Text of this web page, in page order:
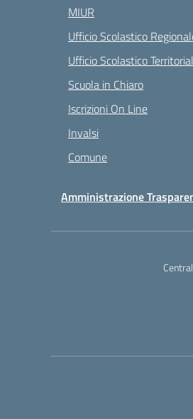
MIUR
Ufficio Scolastico
Ufficio Scolastico
Scuola in Chiaro
Iscrizioni On Line
Invalsi
Comune
Amministrazione